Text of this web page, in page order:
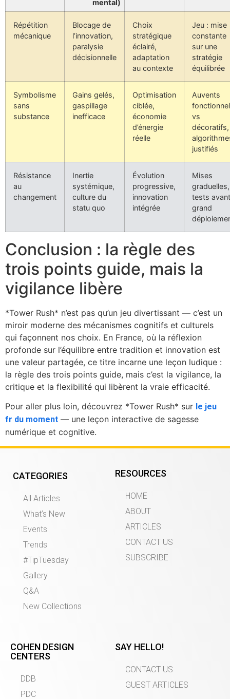
mental)
Répétition
mécanique
Blocage de
l’innovation,
paralysie
décisionnelle
Choix
stratégique
éclairé,
adaptation
au contexte
Jeu : mise
constante
sur une
stratégie
équilibrée
Symbolisme
sans
substance
Gains gelés,
gaspillage
inefficace
Optimisation
ciblée,
économie
d’énergie
réelle
Auvents
vs
décoratifs,
justifiés
Résistance
au
changement
Inertie
systémique,
culture du
statu quo
Évolution
progressive,
innovation
intégrée
Mises
graduelles,
tests avant
grand
Conclusion : la règle des
trois points guide, mais la
vigilance libère
*Tower Rush* n’est pas qu’un jeu divertissant — c’est un
miroir moderne des mécanismes cognitifs et culturels
qui façonnent nos choix. En France, où la réflexion
profonde sur l’équilibre entre tradition et innovation est
une valeur partagée, ce titre incarne une leçon ludique :
la règle des trois points guide, mais c’est la vigilance, la
critique et la flexibilité qui libèrent la vraie efficacité.
Pour aller plus loin, découvrez *Tower Rush* sur le jeu
fr du moment — une leçon interactive de sagesse
numérique et cognitive.
CATEGORIES
All Articles
What’s New
Events
Trends
#TipTuesday
Gallery
Q&A
New Collections
RESOURCES
HOME
ABOUT
ARTICLES
CONTACT US
SUBSCRIBE
COHEN DESIGN
CENTERS
DDB
PDC
SAY HELLO!
CONTACT US
GUEST ARTICLES